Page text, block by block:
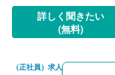
【通勤手当
【昇給】あ
【退職金】な
詳しく聞きたい
(無料)
（正社員）求人